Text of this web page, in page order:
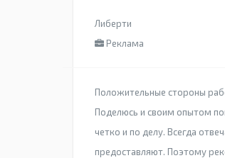
Либерти
Реклама
Положительные стороны
Поделюсь и своим опытом
четко и по делу. Всегда
предоставляют. Поэтому